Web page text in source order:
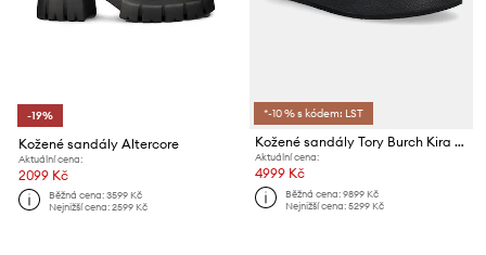
-19%
Kožené sandály Altercore
Aktuální cena:
2099 Kč
Běžná cena:3599 Kč
Nejnižší cena:2599 Kč
*-10 % s kódem: LST
Kožené sandály Tory Burch Kira Fisherman Sport Sandal
Aktuální cena:
4999 Kč
Běžná cena:9899 Kč
Nejnižší cena:5299 Kč